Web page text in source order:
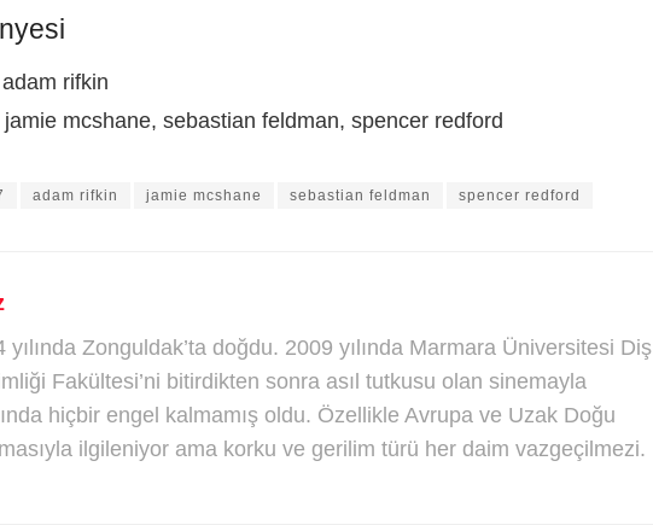
adam rifkin
jamie mcshane, sebastian feldman, spencer redford
adam rifkin jamie mcshane sebastian feldman spencer redford
yılında Zonguldak’ta doğdu. 2009 yılında Marmara Üniversitesi Diş
Fakültesi’ni bitirdikten sonra asıl tutkusu olan sinemayla
hiçbir engel kalmamış oldu. Özellikle Avrupa ve Uzak Doğu
ilgileniyor ama korku ve gerilim türü her daim vazgeçilmezi.